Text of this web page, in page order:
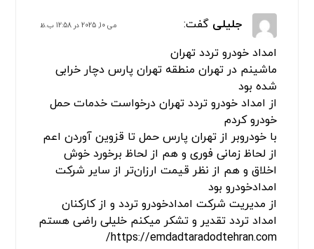
خدماتشون خیلی عالی است
برای پاسخ دادن وارد شوید
فرنام گفت:
ماشینم در تهران ساعت‌های بامدادی به مشکل
برخورده بود جهت کمک رسانی با امدادخودرو تردد
تماس و درخواست امداد رسانی کردم در کمترین
زمان رفع عیوب نمودن خدماتشان رضایت بخش بود
برای پاسخ دادن وارد شوید